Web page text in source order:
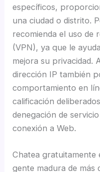
específicos,
una ciudad o distrito.
recomienda el uso de
(VPN), ya que le
mejora su privacidad.
dirección IP también
comportamiento en
calificación
denegación de
conexión a Web.
Chatea gratuitamente
gente madura de más